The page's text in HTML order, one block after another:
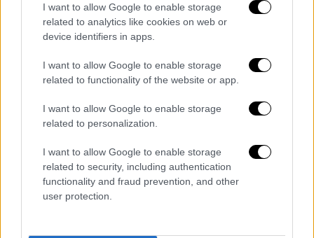
I want to allow Google to enable storage
related to analytics like cookies on web or
device identifiers in apps.
I want to allow Google to enable storage
related to functionality of the website or app.
I want to allow Google to enable storage
related to personalization.
I want to allow Google to enable storage
related to security, including authentication
functionality and fraud prevention, and other
user protection.
του, αλλά εξέφρασε τη διαφωνία της
Ελλάδος για την επιβολήπλαφόν
ρωσικό
δεδομένου ότι θα έχει το ακριβώς αντίθετο
από το επιδιωκόμενο αποτέλεσμα στις
τιμές ενέργειας. Επιπλέον, επεσήμανε τη
μείωση ζήτησης φυσικού αερίου και
τους τελευταίους μήνες, αλλά ζήτησε η
όποια σχετική πρόταση της Ευρωπαϊκής
Επιτροπής να είναι ισορροπημένη ώστε να